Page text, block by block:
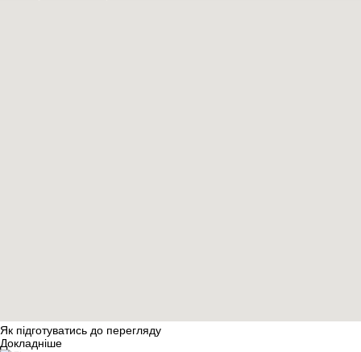
Як підготуватись до перегляду
Докладніше